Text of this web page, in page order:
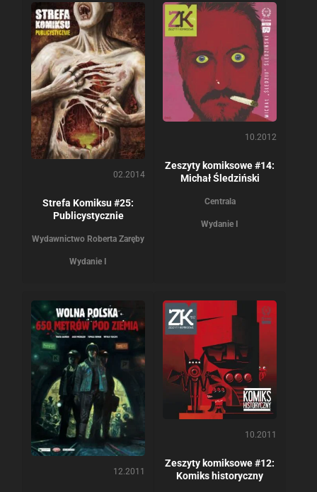
02.2014
Strefa Komiksu #25:
Publicystycznie
Wydawnictwo Roberta Zaręby
Wydanie I
10.2012
Zeszyty komiksowe #14:
Michał Śledziński
Centrala
Wydanie I
12.2011
10.2011
Zeszyty komiksowe #12:
Komiks historyczny